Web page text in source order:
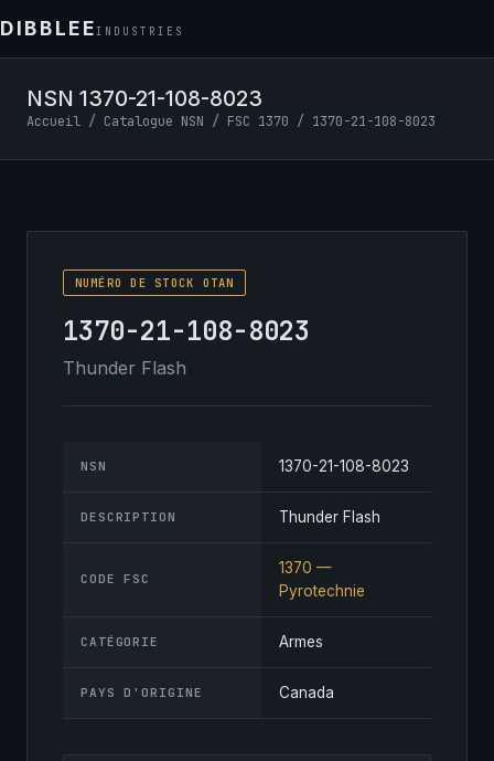
DIBBLEEINDUSTRIES
NSN 1370-21-108-8023
Accueil / Catalogue NSN / FSC 1370 / 1370-21-108-8023
NUMÉRO DE STOCK OTAN
1370-21-108-8023
Thunder Flash
NSN 1370-21-108-8023
DESCRIPTION Thunder Flash
CODE FSC
1370 —
Pyrotechnie
CATÉGORIE Armes
PAYS D'ORIGINE Canada